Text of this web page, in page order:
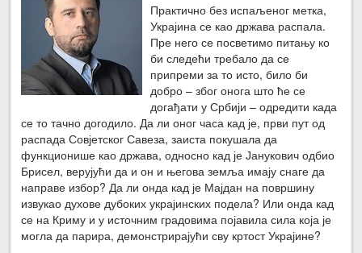
Практично без испаљеног метка,
Украјина се као држава распала.
Пре него се посветимо питању ко
би следећи требало да се
припреми за то исто, било би
добро – због онога што ће се
догађати у Србији – одредити када
се то тачно догодило. Да ли оног часа кад је, први пут од
распада Совјетског Савеза, заиста покушала да
функционише као држава, односно кад је Јанукович одбио
Брисел, верујући да и он и његова земља имају снаге да
направе избор? Да ли онда кад је Мајдан на површину
извукао духове дубоких украјинских подела? Или онда кад
се на Криму и у источним градовима појавила сила која је
могла да парира, демонстрирајући сву кртост Украјине?